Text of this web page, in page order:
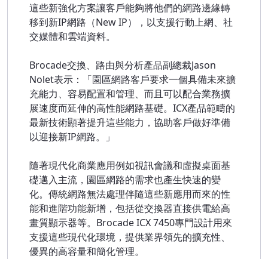
這些新強化方案讓客戶能夠將他們的網路邊緣轉
移到新IP網路（New IP），以支援行動上網、社
交媒體和雲端資料。
Brocade交換、路由與分析產品副總裁Jason
Nolet表示：「園區網路客戶要求一個具備未來擴
充能力、容易配置和管理、而且可以配合業務擴
展速度而延伸的高性能網路基礎。ICX產品範疇的
最新技術顯著提升這些能力，協助客戶做好準備
以迎接新IP網路。」
隨著現代化商業應用例如視訊會議和虛擬桌面基
礎邁入主流，園區網路的需求也產生快速的變
化。傳統網路無法處理伴隨這些新應用而來的性
能和進階功能新增，包括從交換器直接供電給高
畫質顯示器等。Brocade ICX 7450專門設計用來
支援這些現代化環境，提供業界領先的擴充性、
優異的高容量和簡化管理。